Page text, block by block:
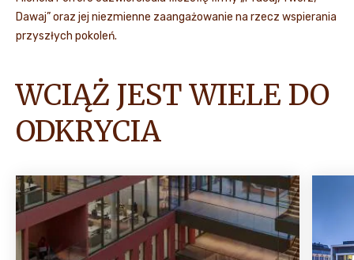
Dawaj” oraz jej niezmienne zaangażowanie na rzecz wspierania
przyszłych pokoleń.
WCIĄŻ JEST WIELE DO
ODKRYCIA